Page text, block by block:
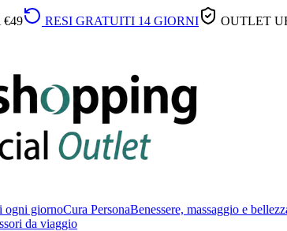
€49 RESI GRATUITI 14 GIORNI OUTLET
ogni giornoCura PersonaBenessere, massaggio e
da viaggio